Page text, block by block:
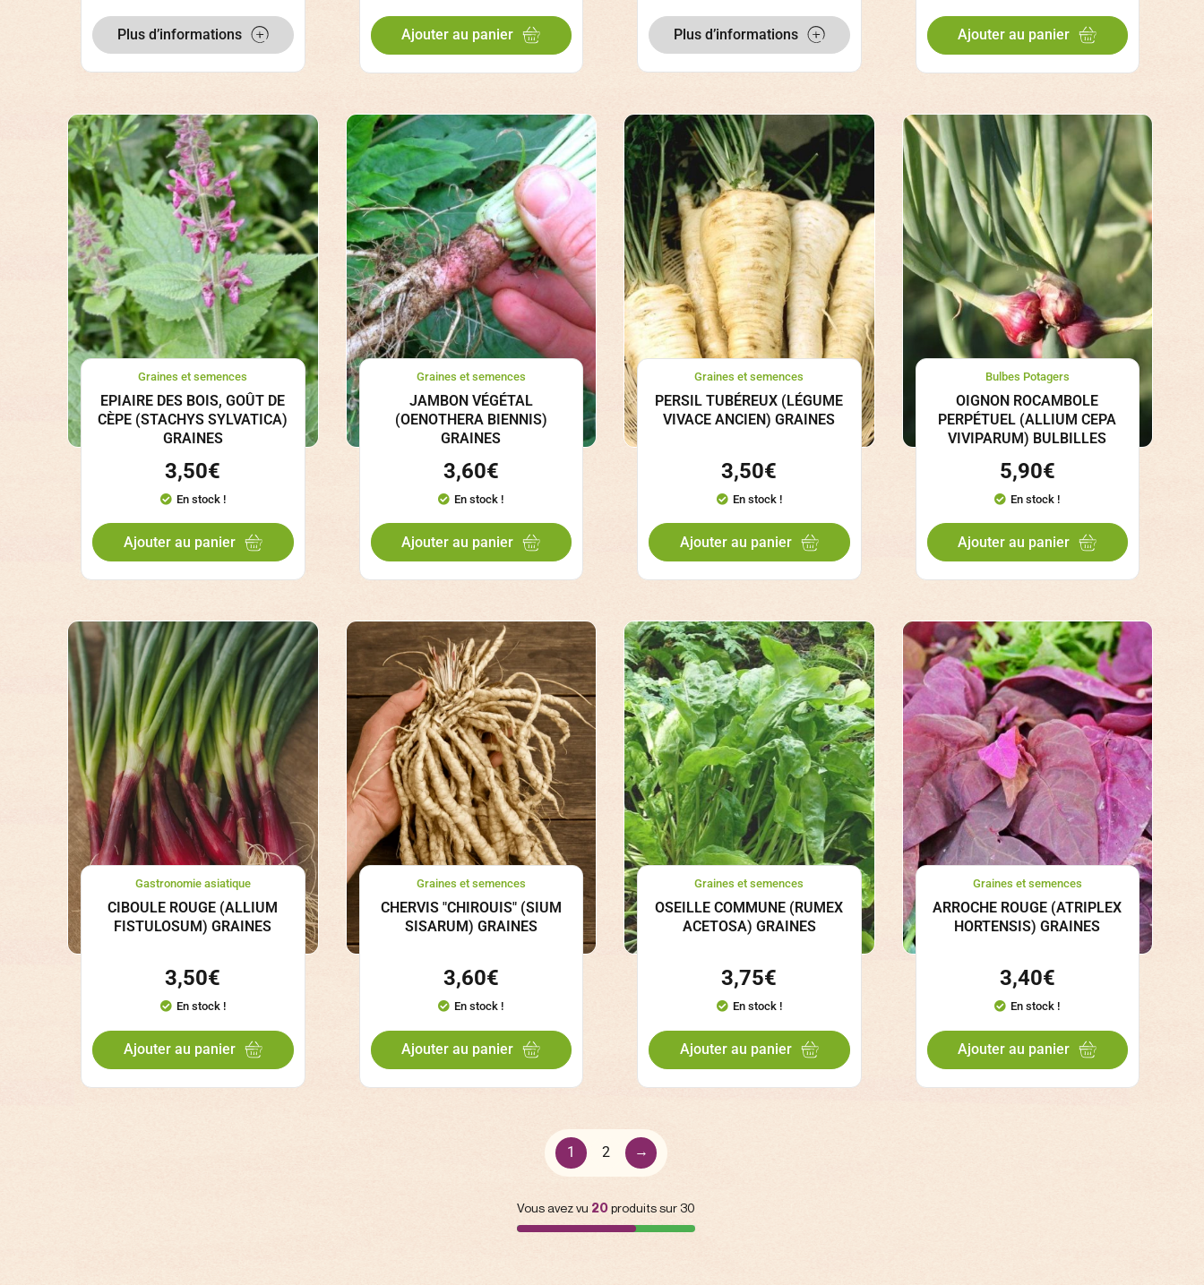
Plus d’informations Ajouter au panier Plus d’informations Ajouter au panier
Graines et semences
EPIAIRE DES BOIS, GOÛT DE
CÈPE (STACHYS SYLVATICA)
GRAINES
3,50€
En stock !
Ajouter au panier
Graines et semences
JAMBON VÉGÉTAL
(OENOTHERA BIENNIS)
GRAINES
3,60€
En stock !
Ajouter au panier
Graines et semences
PERSIL TUBÉREUX (LÉGUME
VIVACE ANCIEN) GRAINES
3,50€
En stock !
Ajouter au panier
Bulbes Potagers
OIGNON ROCAMBOLE
PERPÉTUEL (ALLIUM CEPA
VIVIPARUM) BULBILLES
5,90€
En stock !
Ajouter au panier
Gastronomie asiatique
CIBOULE ROUGE (ALLIUM
FISTULOSUM) GRAINES
3,50€
En stock !
Ajouter au panier
Graines et semences
CHERVIS "CHIROUIS" (SIUM
SISARUM) GRAINES
3,60€
En stock !
Ajouter au panier
Graines et semences
OSEILLE COMMUNE (RUMEX
ACETOSA) GRAINES
3,75€
En stock !
Ajouter au panier
Graines et semences
ARROCHE ROUGE (ATRIPLEX
HORTENSIS) GRAINES
3,40€
En stock !
Ajouter au panier
1 2 →
Vous avez vu 20produits sur 30